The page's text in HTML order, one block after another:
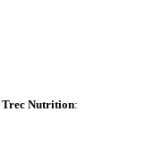
Trec Nutrition: